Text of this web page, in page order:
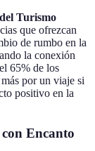
Turismo
que ofrezcan
de rumbo en la
la conexión
65% de los
por un viaje si
positivo en la
Encanto